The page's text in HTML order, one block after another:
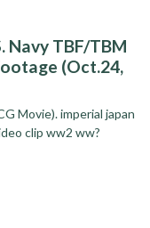
Navy TBF/TBM
(Oct.24,
Movie). imperial japan
clip ww2 ww?